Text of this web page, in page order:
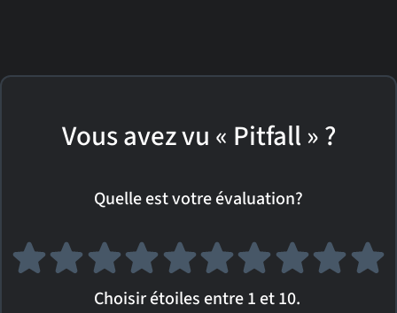
Vous avez vu « Pitfall » ?
Quelle est votre évaluation?
Choisir étoiles entre 1 et 10.